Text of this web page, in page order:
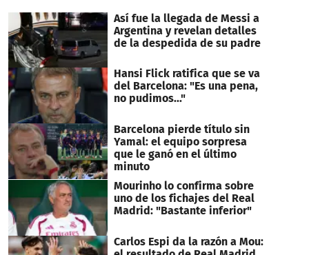
Así fue la llegada de Messi a
Argentina y revelan detalles
de la despedida de su padre
Hansi Flick ratifica que se va
del Barcelona: "Es una pena,
no pudimos..."
Barcelona pierde título sin
Yamal: el equipo sorpresa
que le ganó en el último
minuto
Mourinho lo confirma sobre
uno de los fichajes del Real
Madrid: "Bastante inferior"
Carlos Espi da la razón a Mou: